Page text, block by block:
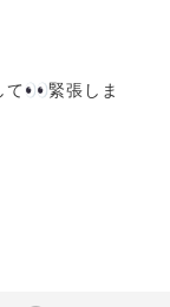
て
緊張しま